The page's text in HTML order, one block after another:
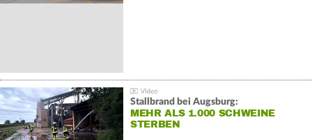
Stallbrand bei Augsburg:
MEHR ALS 1.000 SCHWEINE
STERBEN